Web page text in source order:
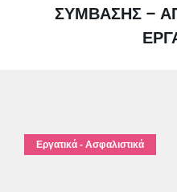
ΣΎΜΒΑΣΗΣ –
Εργατικά - Ασφαλιστικά